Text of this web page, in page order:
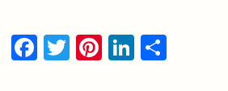
F
T
Pi Li